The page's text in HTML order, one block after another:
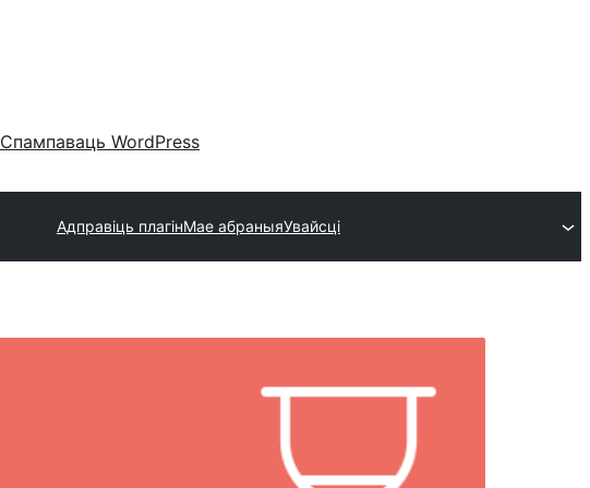
Спампаваць WordPress
Адправіць плагінМае абраныяУвайсці